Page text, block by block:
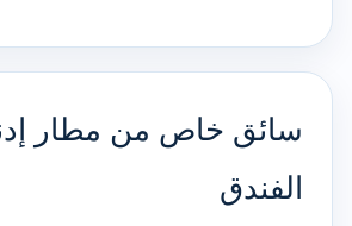
سائق خاص من مطار
الفندق